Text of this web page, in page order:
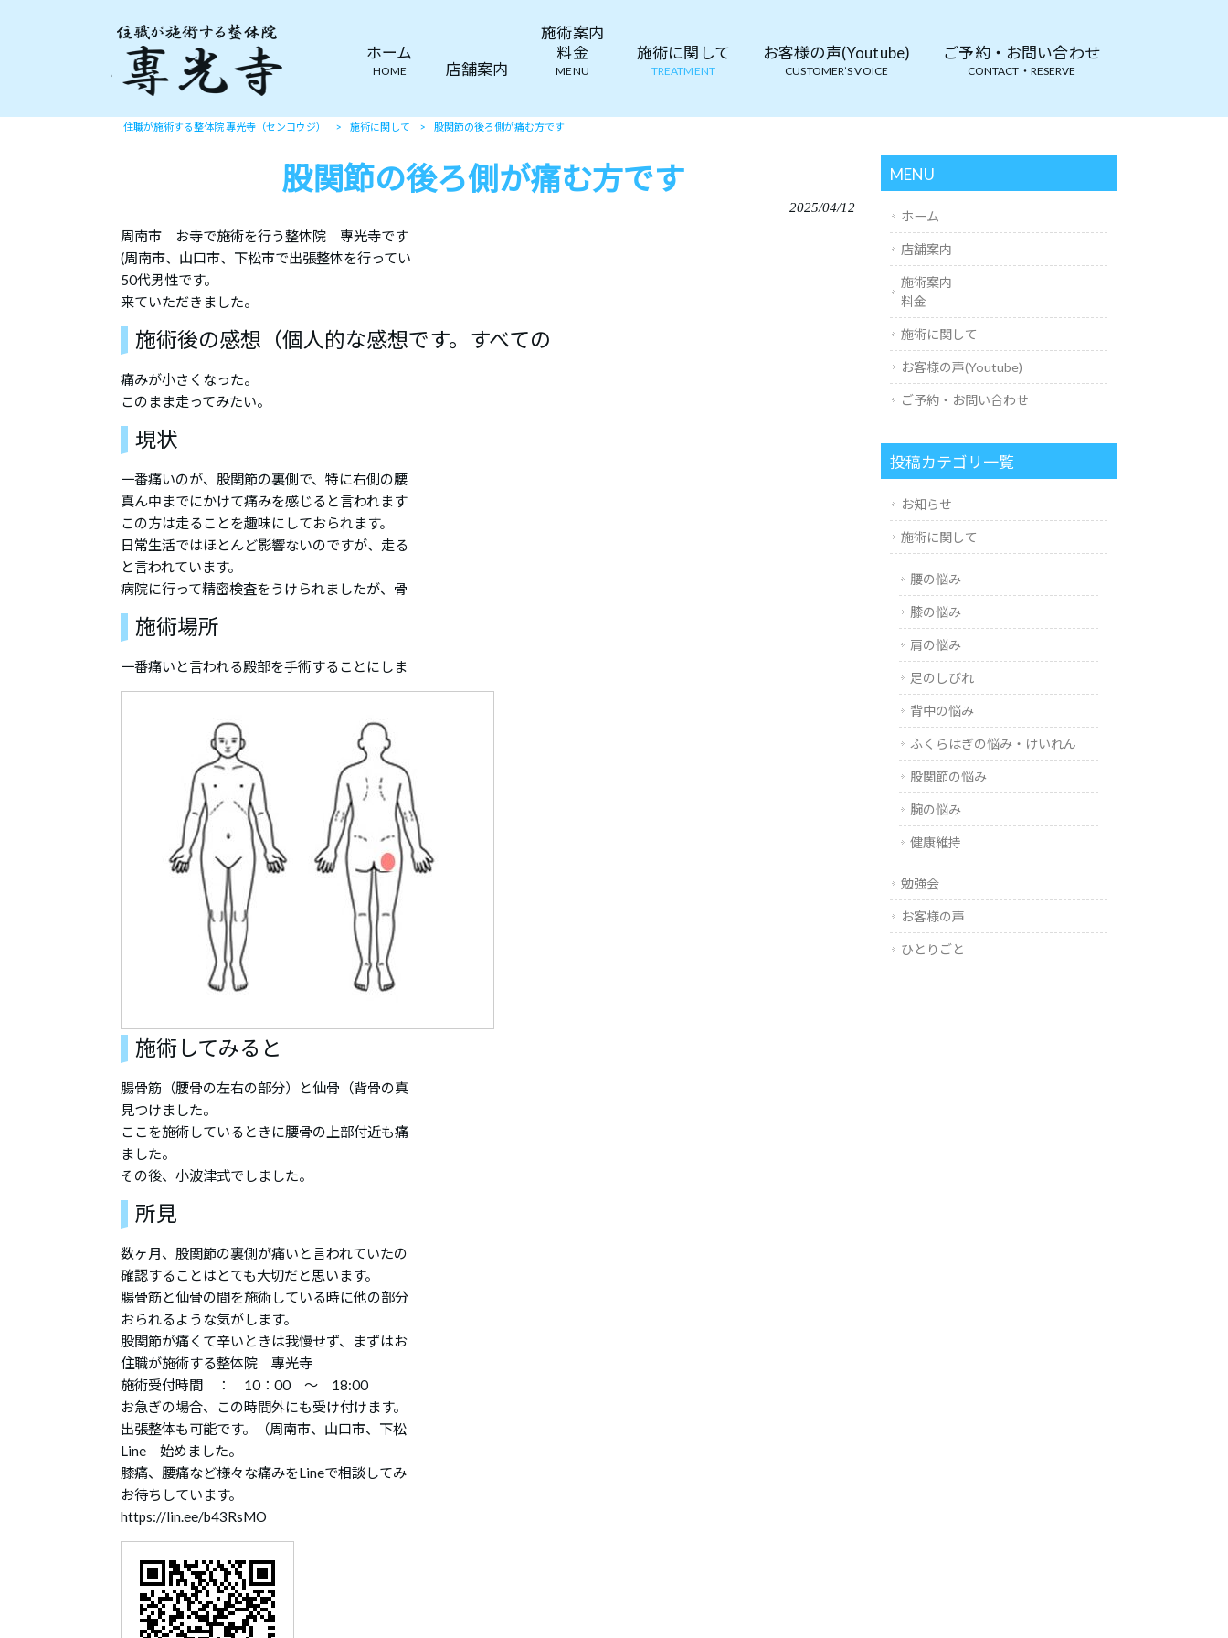
ホーム
HOME 店舗案内
施術案内
料金
MENU
施術に関して
TREATMENT
お客様の声(Youtube)
CUSTOMER’S VOICE
ご予約・お問い合わせ
CONTACT・RESERVE
住職が施術する整体院 專光寺（センコウジ） > 施術に関して > 股関節の後ろ側が痛む方です
股関節の後ろ側が痛む方です
2025/04/12
周南市 お寺で施術を行う整体院 專光寺です
(周南市、山口市、下松市で出張整体を行ってい
50代男性です。
来ていただきました。
施術後の感想（個人的な感想です。すべての
痛みが小さくなった。
このまま走ってみたい。
現状
一番痛いのが、股関節の裏側で、特に右側の腰
真ん中までにかけて痛みを感じると言われます
この方は走ることを趣味にしておられます。
日常生活ではほとんど影響ないのですが、走る
と言われています。
病院に行って精密検査をうけられましたが、骨
施術場所
一番痛いと言われる殿部を手術することにしま
施術してみると
腸骨筋（腰骨の左右の部分）と仙骨（背骨の真
見つけました。
ここを施術しているときに腰骨の上部付近も痛
ました。
その後、小波津式でしました。
所見
数ヶ月、股関節の裏側が痛いと言われていたの
確認することはとても大切だと思います。
腸骨筋と仙骨の間を施術している時に他の部分
おられるような気がします。
股関節が痛くて辛いときは我慢せず、まずはお
住職が施術する整体院 專光寺
施術受付時間 ： 10：00 ～ 18:00
お急ぎの場合、この時間外にも受け付けます。
出張整体も可能です。（周南市、山口市、下松
Line 始めました。
膝痛、腰痛など様々な痛みをLineで相談してみ
お待ちしています。
https://lin.ee/b43RsMO
MENU
ホーム
店舗案内
施術案内
料金
施術に関して
お客様の声(Youtube)
ご予約・お問い合わせ
投稿カテゴリ一覧
お知らせ
施術に関して
腰の悩み
膝の悩み
肩の悩み
足のしびれ
背中の悩み
ふくらはぎの悩み・けいれん
股関節の悩み
腕の悩み
健康維持
勉強会
お客様の声
ひとりごと